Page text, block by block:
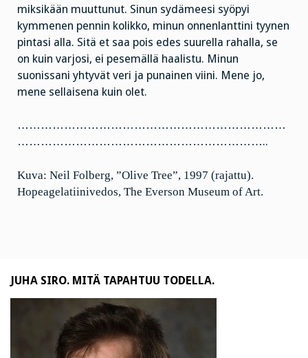
miksikään muuttunut. Sinun sydämeesi syöpyi
kymmenen pennin kolikko, minun onnenlanttini tyynen
pintasi alla. Sitä et saa pois edes suurella rahalla, se
on kuin varjosi, ei pesemällä haalistu. Minun
suonissani yhtyvät veri ja punainen viini. Mene jo,
mene sellaisena kuin olet.
……………………………………………………………
………………………………………………………..
Kuva: Neil Folberg, ”Olive Tree”, 1997 (rajattu).
Hopeagelatiinivedos, The Everson Museum of Art.
JUHA SIRO. MITÄ TAPAHTUU TODELLA.